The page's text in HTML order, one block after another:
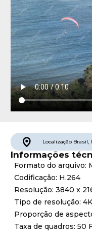
Localização Brasil,
Informações
Formato do arquivo:
Codificação: H.264
Resolução: 3840 x
Tipo de resolução: 4K
Proporção de
Taxa de quadros: 50